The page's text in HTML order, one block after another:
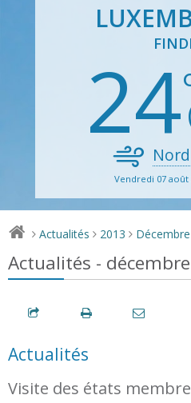
24
Nord
Vendredi 07 août
> Actualités > 2013 > Décembre
Actualités -
Actualités
Visite des états membre